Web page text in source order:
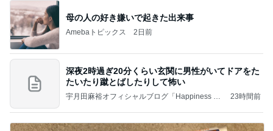
母の人の好き嫌いで起きた出来事
Amebaトピックス 2日前
深夜2時過ぎ20分くらい玄関に男性がいてドアをた
たいたり蹴とばしたりして怖い
宇月田麻裕オフィシャルブログ「Happiness Fa
23時間前